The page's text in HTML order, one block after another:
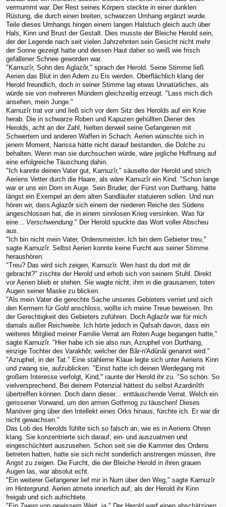
vermummt war. Der Rest seines Körpers steckte in einer dunklen
Rüstung, die durch einen breiten, schwarzen Umhang ergänzt wurde.
Teile dieses Umhangs hingen einem langen Halstuch gleich auch über
Hals, Kinn und Brust der Gestalt. Dies musste der Bleiche Herold sein,
der der Legende nach seit vielen Jahrzehnten sein Gesicht nicht mehr
der Sonne gezeigt hatte und dessen Haut daher so weiß wie frisch
gefallener Schnee geworden war.
"Karnuzîr, Sohn des Aglazôr," sprach der Herold. Seine Stimme ließ
Aerien das Blut in den Adern zu Eis werden. Oberflächlich klang der
Herold freundlich, doch in seiner Stimme lag etwas Unnatürliches, als
würde sie von mehreren Mündern gleichzeitig erzeugt. "Lass mich dich
ansehen, mein Junge."
Karnuzîr trat vor und ließ sich vor dem Sitz des Herolds auf ein Knie
herab. Die in schwarze Roben und Kapuzen gehüllten Diener des
Herolds, acht an der Zahl, hielten derweil seine Gefangenen mit
Schwertern und anderen Waffen in Schach. Aerien wünschte sich in
jenem Moment, Narissa hätte nicht darauf bestanden, die Dolche zu
behalten. Wenn man sie durchsuchen würde, wäre jegliche Hoffnung auf
eine erfolgreiche Täuschung dahin.
"Ich kannte deinen Vater gut, Karnuzîr," säuselte der Herold und strich
Aeriens Vetter durch die Haare, als wäre Karnuzîr ein Kind. "Schon lange
war er uns ein Dorn im Auge. Sein Bruder, der Fürst von Durthang, hätte
längst ein Exempel an dem alten Sandläufer statuieren sollen. Und nun
hören wir, dass Aglazôr sich einem der niederen Reiche des Südens
angeschlossen hat, die in einem sinnlosen Krieg versinken. Was für
eine... Verschwendung ." Der Herold spuckte das Wort voller Abscheu
aus.
"Ich bin nicht mein Vater, Ordensmeister. Ich bin dem Gebieter treu,"
sagte Karnuzîr. Selbst Aerien konnte keine Furcht aus seiner Stimme
heraushören.
"Treu? Das wird sich zeigen, Karnuzîr. Wen hast du dort mit dir
gebracht?" zischte der Herold und erhob sich von seinem Stuhl. Direkt
vor Aerien blieb er stehen. Sie wagte nicht, ihm in die grausamen, toten
Augen seiner Maske zu blicken.
"Als mein Vater die gerechte Sache unseres Gebieters verriet und sich
den Kermern für Goldanschloss, wollte ich meine Treue beweisen. Ihn
der Gerechtigkeit des Gebieters zuführen. Doch Aglazôr war für mich
damals außer Reichweite. Ich hörte jedoch in Qafsah davon, dass ein
weiteres Mitglied meiner Familie Verrat am Roten Auge begangen hatte,"
sagte Karnuzîr. "Hier habe ich sie also nun, Azruphel von Durthang,
einzige Tochter des Varakhôr, welcher der Bâr-n'Adûnâi genannt wird."
"Azruphel, in der Tat." Eine stählerne Klaue legte sich unter Aeriens Kinn
und zwang sie, aufzublicken. "Einst hatte ich deinen Werdegang mit
großem Interesse verfolgt, Kind," raunte der Herold ihr zu. "So schön. So
vielversprechend. Bei deinem Potenzial hättest du selbst Azardinîth
übertreffen können. Doch dann dieser... enttäuschende Verrat. Welch ein
gerissener Vorwand, um den armen Gothmog zu täuschen! Dieses
Manöver ging über den Intellekt eines Orks hinaus, fürchte ich. Er war dir
nicht gewachsen."
Das Lob des Herolds fühlte sich so falsch an, wie es in Aeriens Ohren
klang. Sie konzentrierte sich darauf, ein- und auszuatmen und
eingeschüchtert auszusehen. Schon seit sie die Kammer des Ordens
betreten hatten, hatte sie sich nicht sonderlich anstrengen müssen, ihre
Angst zu zeigen. Die Furcht, die der Bleiche Herold in ihren grauen
Augen las, war absolut echt.
"Ein weiterer Gefangener lief mir in Nurn über den Weg," sagte Karnuzîr
im Hintergrund. Aerien atmete innerlich auf, als der Herold ihr Kinn
freigab und sich aufrichtete.